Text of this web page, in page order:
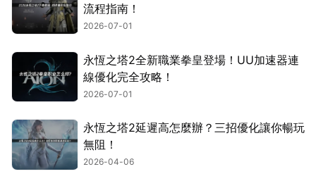
流程指南！
2026-07-01
永恆之塔2全新職業拳皇登場！UU加速器連
線優化完全攻略！
2026-07-01
永恆之塔2延遲高怎麼辦？三招優化讓你暢玩
無阻！
2026-04-06